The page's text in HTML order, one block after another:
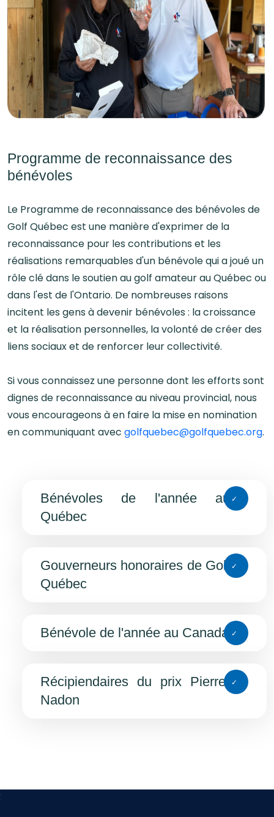
Programme de reconnaissance des
bénévoles
Le Programme de reconnaissance des bénévoles de
Golf Québec est une manière d'exprimer de la
reconnaissance pour les contributions et les
réalisations remarquables d'un bénévole qui a joué un
rôle clé dans le soutien au golf amateur au Québec ou
dans l'est de l'Ontario. De nombreuses raisons
incitent les gens à devenir bénévoles : la croissance
et la réalisation personnelles, la volonté de créer des
liens sociaux et de renforcer leur collectivité.
Si vous connaissez une personne dont les efforts sont
dignes de reconnaissance au niveau provincial, nous
vous encourageons à en faire la mise en nomination
en communiquant avec golfquebec@golfquebec.org.
Bénévoles de l'année au
Québec
Gouverneurs honoraires de Golf
Québec
Bénévole de l'année au Canada
Récipiendaires du prix Pierre-
Nadon